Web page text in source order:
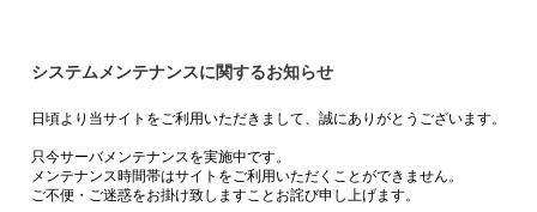
システムメンテナンスに関するお知らせ
日頃より当サイトをご利用いただきまして、誠にありがとうございます。
只今サーバメンテナンスを実施中です。
メンテナンス時間帯はサイトをご利用いただくことができません。
ご不便・ご迷惑をお掛け致しますことお詫び申し上げます。